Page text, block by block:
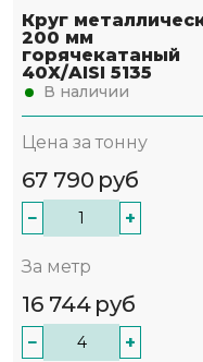
Круг
200 мм
горячекатаный
40Х/AISI 5135
В наличии
Цена за тонну
67 790 руб
− +
За метр
16 744 руб
− +